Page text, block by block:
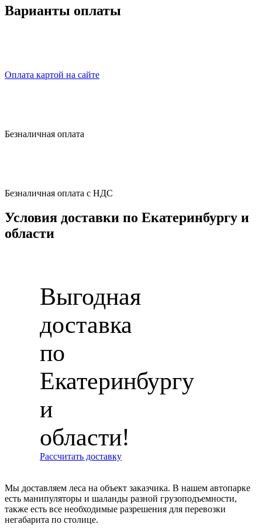
Варианты оплаты
Оплата картой на сайте
Безналичная оплата
Безналичная оплата с НДС
Условия доставки по Екатеринбургу и
области
Выгодная
доставка
по
Екатеринбургу
и
области!
Рассчитать доставку
Мы доставляем леса на объект заказчика. В нашем автопарке
есть манипуляторы и шаланды разной грузоподъемности,
также есть все необходимые разрешения для перевозки
негабарита по столице.